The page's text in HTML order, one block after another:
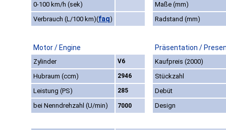
0-100 km/h (sek)
Maße (mm)
Verbrauch (L/100 km)(faq) Radstand (mm)
Motor / Engine Präsentation /
Zylinder V6
Kaufpreis (2000)
Hubraum (ccm)
2946
Stückzahl
Leistung (PS)
285
Debüt
bei Nenndrehzahl (U/min)
7000 Design